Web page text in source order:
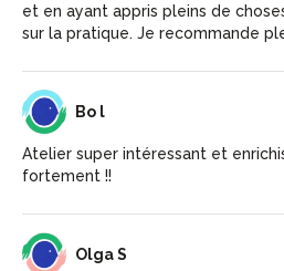
et en ayant appris pleins de
sur la pratique. Je recommande
BL Bo l
Atelier super intéressant et
fortement !!
OS Olga S